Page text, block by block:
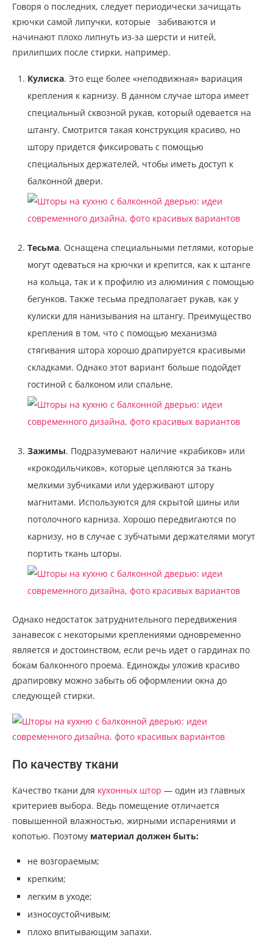
Говоря о последних, следует периодически зачищать
крючки самой липучки, которые
забиваются и
начинают плохо липнуть из-за шерсти и нитей,
прилипших после стирки, например.
Кулиска. Это еще более «неподвижная» вариация
крепления к карнизу. В данном случае штора имеет
специальный сквозной рукав, который одевается на
штангу. Смотрится такая конструкция красиво, но
штору придется фиксировать с помощью
специальных держателей, чтобы иметь доступ к
балконной двери.
Тесьма. Оснащена специальными петлями, которые
могут одеваться на крючки и крепится, как к штанге
на кольца, так и к профилю из алюминия с помощью
бегунков. Также тесьма предполагает рукав, как у
кулиски для нанизывания на штангу. Преимущество
крепления в том, что с помощью механизма
стягивания штора хорошо драпируется красивыми
складками. Однако этот вариант больше подойдет
гостиной с балконом или спальне.
Зажимы. Подразумевают наличие «крабиков» или
«крокодильчиков», которые цепляются за ткань
мелкими зубчиками или удерживают штору
магнитами. Используются для скрытой шины или
потолочного карниза. Хорошо передвигаются по
карнизу, но в случае с зубчатыми держателями могут
портить ткань шторы.
Однако недостаток затруднительного передвижения
занавесок с некоторыми креплениями одновременно
является и достоинством, если речь идет о гардинах по
бокам балконного проема. Единожды уложив красиво
драпировку можно забыть об оформлении окна до
следующей стирки.
По качеству ткани
Качество ткани для кухонных штор — один из главных
критериев выбора. Ведь помещение отличается
повышенной влажностью, жирными испарениями и
копотью. Поэтому материал должен быть:
не возгораемым;
крепким;
легким в уходе;
износоустойчивым;
плохо впитывающим запахи.